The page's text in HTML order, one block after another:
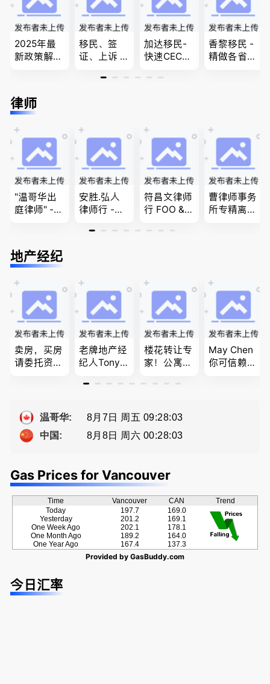
2025年最
新政策解
免费咨询各
类疑难签证
团聚，投资
移民以及各
类省提名和
技术移民
移民、签
证、上诉 --
责、全程跟
加达移民-
快速CEC&P
作机会 移
商业移民，
名校申请
香黎移民 -
精做各省省
问题
律师
"温哥华出
庭律师" -
法， 建
筑， 人身
纠纷，审判
安胜.弘人
律师行 -
最大的华人
律师、多语
种服务、高
效优质、助
您安心乐
业、胜劵稳
操)
符昌文律师
行 FOO & C
家庭法, 离
曹律师事务
所专精离
买卖
地产经纪
卖房，买房
请委托资深
评
老牌地产经
纪人Tony L
经验买卖
佣
楼花转让专
家！公寓销
迎委托，多
案！
May Chen
你可信赖的
温哥华:
8月7日 周五 09:28:03
中国:
8月8日 周六 00:28:03
Gas Prices for Vancouver
Time Vancouver CAN
Trend
Today
Yesterday
One Week Ago
One Month Ago
One Year Ago
197.7
201.2
202.1
189.2
167.4
169.0
169.1
178.1
164.0
137.3
Provided by GasBuddy.com
今日汇率